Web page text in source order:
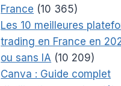
France (10 365)
Les 10 meilleures
trading en France en
ou sans IA (10 209)
Canva : Guide complet